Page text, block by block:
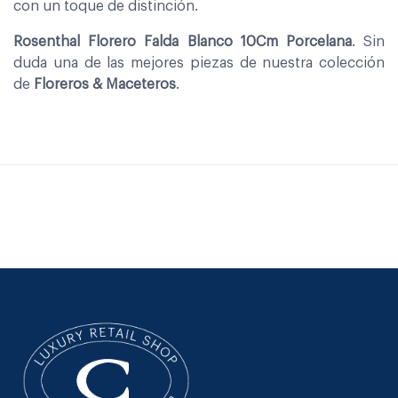
con un toque de distinción.
Rosenthal Florero Falda Blanco 10Cm Porcelana. Sin
duda una de las mejores piezas de nuestra colección
de Floreros & Maceteros.